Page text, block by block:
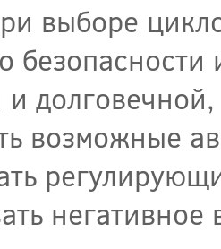
выборе
возможные